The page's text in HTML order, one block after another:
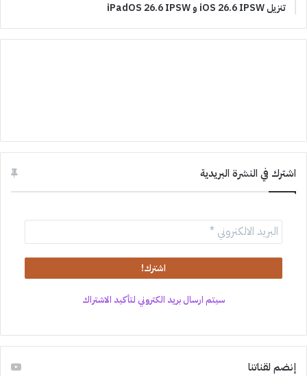
تنزيل iOS 26.6 IPSW و iPadOS 26.6 IPSW
اشترك في النشرة البريدية
سيتم ارسال بريد الكتروني لتأكيد الاشتراك
إنضم لقناتنا